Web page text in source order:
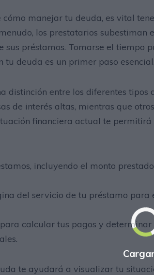
cómo manejar tu deuda, es vital
los prestatarios subestiman
sus préstamos. Tomarse el tiempo
tu deuda es un primer paso esencial.
distinción entre los diferentes tipos
de interés altas, mientras que
financiera actual te permitirá
incluyendo el monto
del servicio de tu préstamo para
calcular tus pagos y determinar
te ayudará a visualizar tu